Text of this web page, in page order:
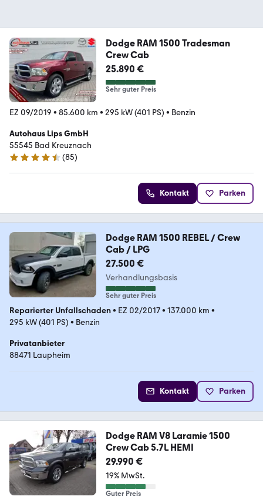
Dodge RAM 1500 Tradesman
Crew Cab
25.890 €
Sehr guter Preis
EZ 09/2019 • 85.600 km • 295 kW (401 PS) • Benzin
Autohaus Lips GmbH
55545 Bad Kreuznach
4.5 Sterne
(85)
Kontakt Parken
Dodge RAM 1500 REBEL / Crew
Cab / LPG
27.500 €
Verhandlungsbasis
Sehr guter Preis
Reparierter Unfallschaden• EZ 02/2017• 137.000 km •
295 kW (401 PS) • Benzin
Privatanbieter
88471 Laupheim
Kontakt Parken
Dodge RAM V8 Laramie 1500
Crew Cab 5.7L HEMI
29.990 €
19% MwSt.
Guter Preis